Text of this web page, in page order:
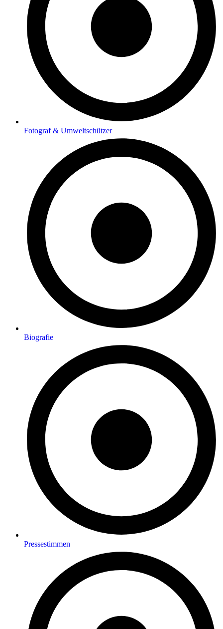
Fotograf & Umweltschützer
Biografie
Pressestimmen